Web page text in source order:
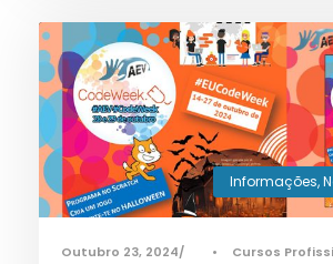
Informações,
Outubro 23, 2024 • Cursos